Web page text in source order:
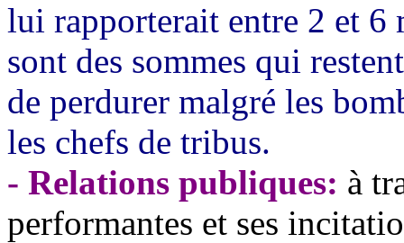
lui rapporterait entre 2 et
sont des sommes qui
de perdurer malgré les
les chefs de tribus.
- Relations publiques: à
performantes et ses